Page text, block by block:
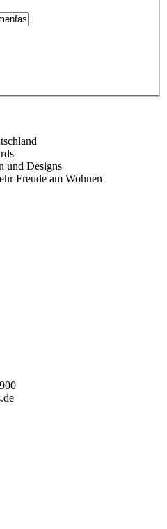
und Designs
Freude am Wohnen